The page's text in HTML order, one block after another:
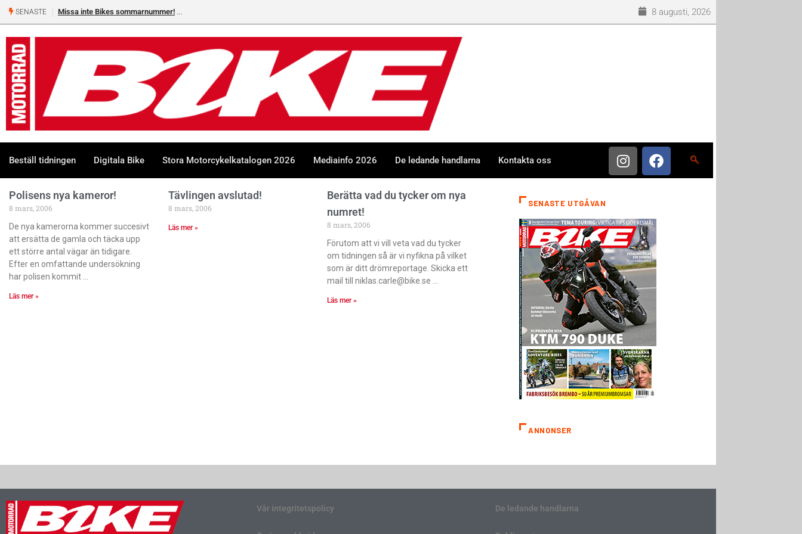
SENASTE Missa inte Bikes sommarnummer! 8 augusti, 2026
Beställ tidningen Digitala Bike Stora Motorcykelkatalogen 2026 Mediainfo 2026 De ledande handlarna Kontakta oss
Polisens nya kameror!
8 mars, 2006
De nya kamerorna kommer succesivt
att ersätta de gamla och täcka upp
ett större antal vägar än tidigare.
Efter en omfattande undersökning
har polisen kommit
Läs mer »
Tävlingen avslutad!
8 mars, 2006
Läs mer »
Berätta vad du tycker om nya
numret!
8 mars, 2006
Förutom att vi vill veta vad du tycker
om tidningen så är vi nyfikna på vilket
som är ditt drömreportage. Skicka ett
mail till niklas.carle@bike.se
Läs mer »
SENASTE UTGÅVAN
ANNONSER
Vår integritetspolicy De ledande handlarna